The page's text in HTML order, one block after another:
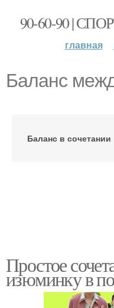
90-60-90 |
главная
Баланс
Баланс в сочетании
Простое
изюминку в